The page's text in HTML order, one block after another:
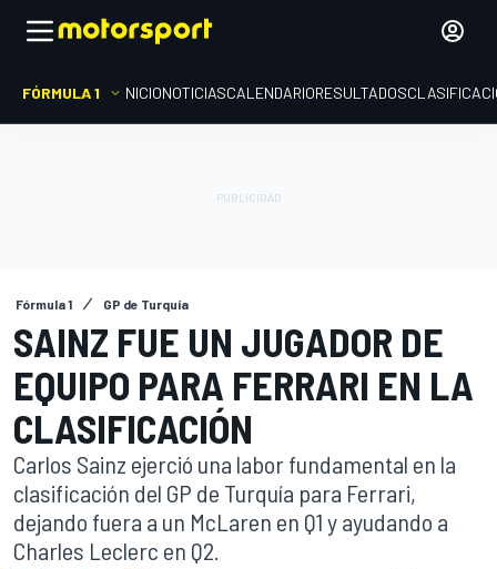
FÓRMULA 1 INICIONOTICIASCALENDARIORESULTADOS
Fórmula 1 GP de Turquía
SAINZ FUE UN JUGADOR DE
EQUIPO PARA FERRARI EN LA
CLASIFICACIÓN
Carlos Sainz ejerció una labor fundamental en la
clasificación del GP de Turquía para Ferrari,
dejando fuera a un McLaren en Q1 y ayudando a
Charles Leclerc en Q2.